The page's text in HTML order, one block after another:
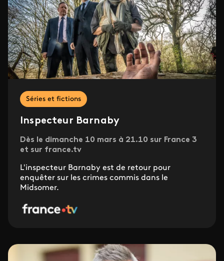
Séries et fictions
Inspecteur Barnaby
Dès le dimanche 10 mars à 21.10 sur France 3
et sur france.tv
L'inspecteur Barnaby est de retour pour
enquêter sur les crimes commis dans le
Midsomer.